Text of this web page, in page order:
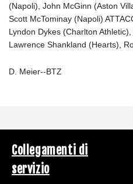
(Napoli), John McGinn (Aston
Scott McTominay (Napoli)
Lyndon Dykes (Charlton
Lawrence Shankland (Hearts),
D. Meier--BTZ
Collegamenti di
servizio